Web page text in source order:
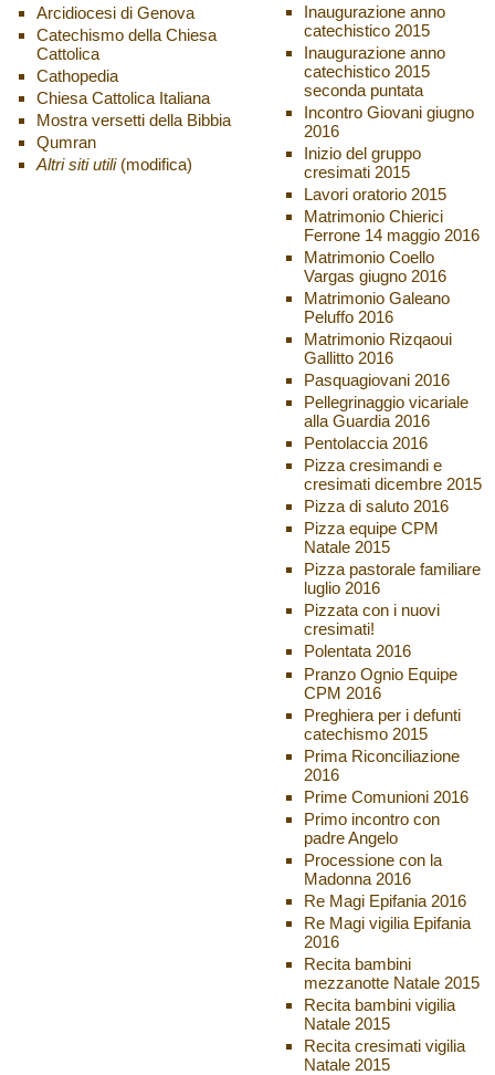
Arcidiocesi di Genova
Catechismo della Chiesa
Cattolica
Cathopedia
Chiesa Cattolica Italiana
Mostra versetti della Bibbia
Qumran
Altri siti utili (modifica)
Inaugurazione anno
catechistico 2015
Inaugurazione anno
catechistico 2015
seconda puntata
Incontro Giovani giugno
2016
Inizio del gruppo
cresimati 2015
Lavori oratorio 2015
Matrimonio Chierici
Ferrone 14 maggio 2016
Matrimonio Coello
Vargas giugno 2016
Matrimonio Galeano
Peluffo 2016
Matrimonio Rizqaoui
Gallitto 2016
Pasquagiovani 2016
Pellegrinaggio vicariale
alla Guardia 2016
Pentolaccia 2016
Pizza cresimandi e
cresimati dicembre 2015
Pizza di saluto 2016
Pizza equipe CPM
Natale 2015
Pizza pastorale familiare
luglio 2016
Pizzata con i nuovi
cresimati!
Polentata 2016
Pranzo Ognio Equipe
CPM 2016
Preghiera per i defunti
catechismo 2015
Prima Riconciliazione
2016
Prime Comunioni 2016
Primo incontro con
padre Angelo
Processione con la
Madonna 2016
Re Magi Epifania 2016
Re Magi vigilia Epifania
2016
Recita bambini
mezzanotte Natale 2015
Recita bambini vigilia
Natale 2015
Recita cresimati vigilia
Natale 2015